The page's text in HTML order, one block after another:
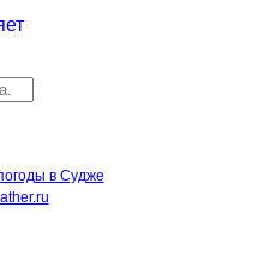
в Судже